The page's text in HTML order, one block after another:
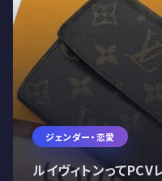
ジェンダー・恋愛
ルイヴィトンって